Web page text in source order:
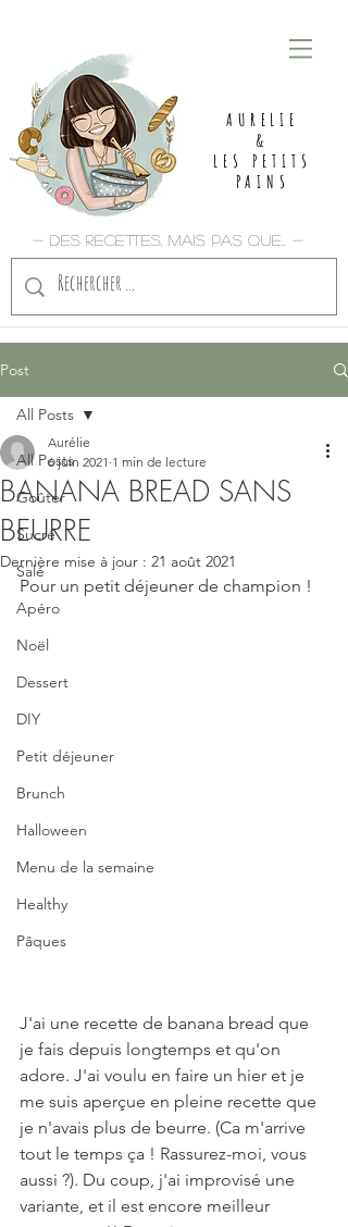
AURELIE
&
LES PETITS
PAINS
- Des recettes, mais pas que... -
Post
All Posts
Goûter
Sucré
Salé
Apéro
Noël
Dessert
DIY
Petit déjeuner
Brunch
Halloween
Menu de la semaine
Healthy
Pâques
All Posts
BANANA BREAD SANS
BEURRE
Aurélie
6 juin 2021 1 min de lecture
Dernière mise à jour : 21 août 2021
Pour un petit déjeuner de champion !
J'ai une recette de banana bread que
je fais depuis longtemps et qu'on
adore. J'ai voulu en faire un hier et je
me suis aperçue en pleine recette que
je n'avais plus de beurre. (Ca m'arrive
tout le temps ça ! Rassurez-moi, vous
aussi ?). Du coup, j'ai improvisé une
variante, et il est encore meilleur